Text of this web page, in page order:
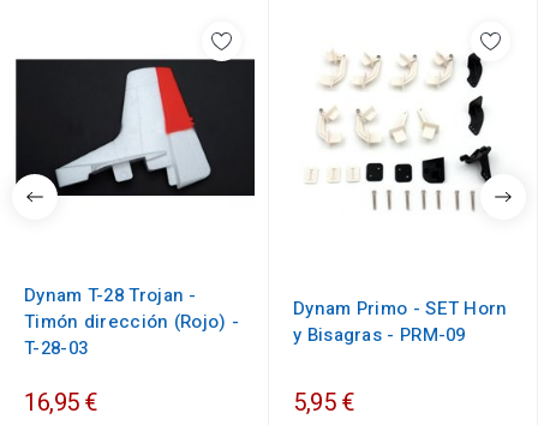
Dynam T-28 Trojan -
Timón dirección (Rojo) -
T-28-03
16,95 €
Dynam Primo - SET Horn
y Bisagras - PRM-09
5,95 €